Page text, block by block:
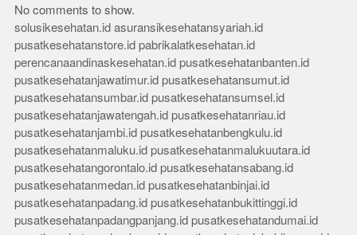
No comments to show.
solusikesehatan.id asuransikesehatansyariah.id
pusatkesehatanstore.id pabrikalatkesehatan.id
perencanaandinaskesehatan.id pusatkesehatanbanten.id
pusatkesehatanjawatimur.id pusatkesehatansumut.id
pusatkesehatansumbar.id pusatkesehatansumsel.id
pusatkesehatanjawatengah.id pusatkesehatanriau.id
pusatkesehatanjambi.id pusatkesehatanbengkulu.id
pusatkesehatanmaluku.id pusatkesehatanmalukuutara.id
pusatkesehatangorontalo.id pusatkesehatansabang.id
pusatkesehatanmedan.id pusatkesehatanbinjai.id
pusatkesehatanpadang.id pusatkesehatanbukittinggi.id
pusatkesehatanpadangpanjang.id pusatkesehatandumai.id